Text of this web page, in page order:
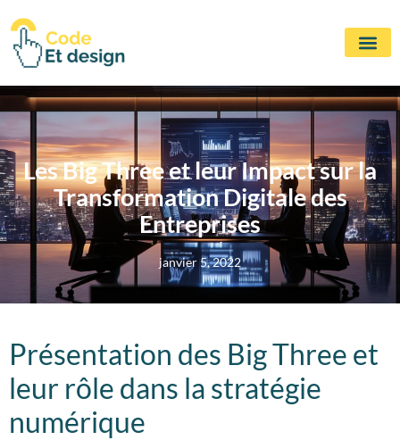
Les Big Three et leur Impact sur la
Transformation Digitale des
Entreprises
janvier 5, 2022
Présentation des Big Three et
leur rôle dans la stratégie
numérique